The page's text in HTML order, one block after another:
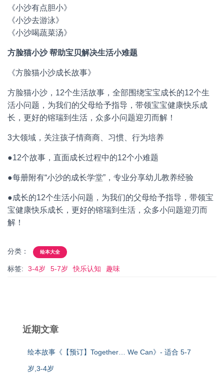
《小沙有点胆小》
《小沙去游泳》
《小沙喝蔬菜汤》
方脸猫小沙 帮助宝贝解决生活小难题
《方脸猫小沙成长故事》
方脸猫小沙， 12个生活故事，全部围绕宝宝成长的12个生
活小问题，为我们的父母给予指导，带领宝宝健康快乐成
长，更好的镕瑞到生活，众多小问题迎刃而解！
3大领域，关注孩子情商商、习惯、行为培养
●12个故事，直面成长过程中的12个小难题
●每册附有“小沙的成长学堂”，专业分享幼儿教养经验
●成长的12个生活小问题，为我们的父母给予指导，带领宝
宝健康快乐成长，更好的镕瑞到生活，众多小问题迎刃而
解！
分类： 绘本大全
标签: 3-4岁 5-7岁 快乐认知 趣味
近期文章
绘本故事《【预订】Together… We Can》- 适合 5-7
岁,3-4岁